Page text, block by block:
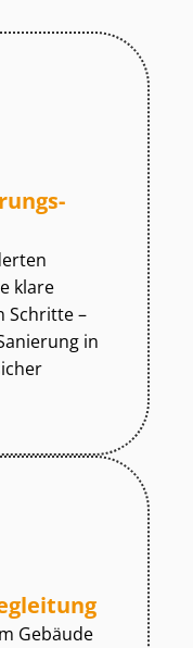
klare
Schritte –
in
Gebäude